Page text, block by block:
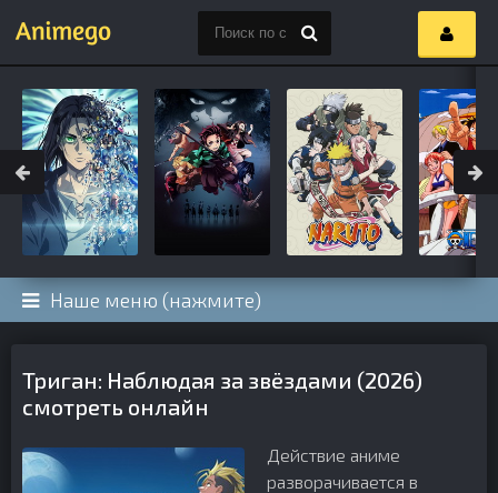
Наше меню (нажмите)
Триган: Наблюдая за звёздами (2026)
смотреть онлайн
Действие аниме
разворачивается в